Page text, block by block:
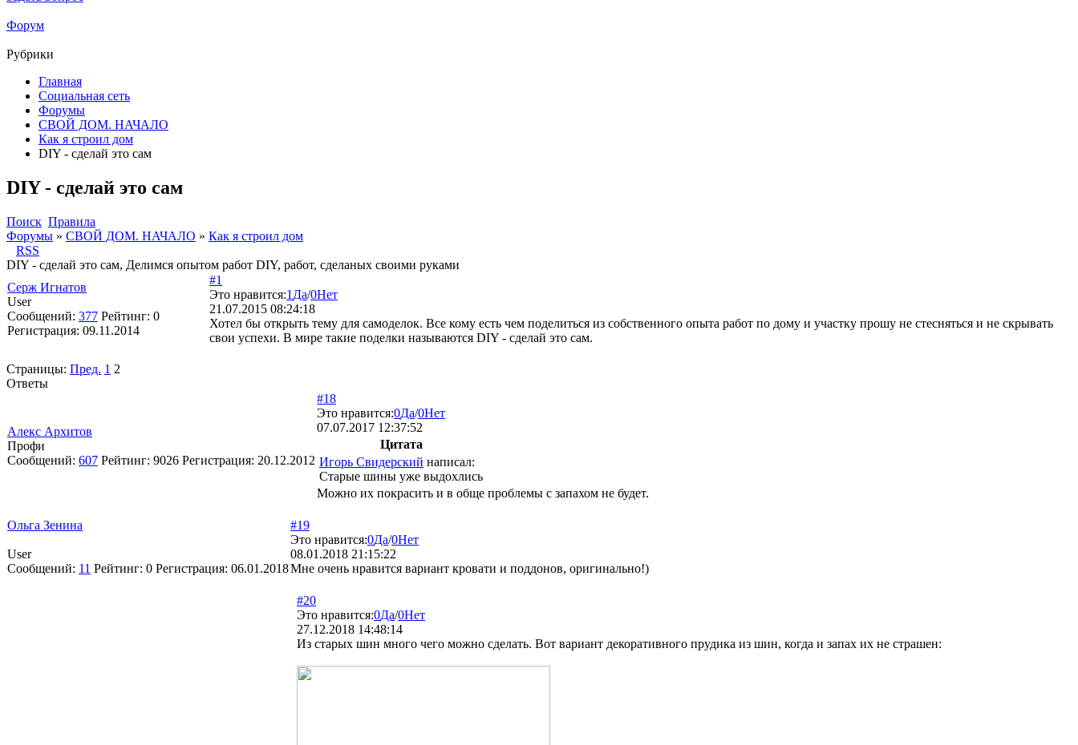
Форум
Рубрики
Главная
Социальная сеть
Форумы
СВОЙ ДОМ. НАЧАЛО
Как я строил дом
DIY - сделай это сам
DIY - сделай это сам
Поиск Правила
Форумы » СВОЙ ДОМ. НАЧАЛО » Как я строил дом
RSS
DIY - сделай это сам, Делимся опытом работ DIY, работ, сделаных своими руками
Серж Игнатов
User
Сообщений: 377 Рейтинг: 0
Регистрация: 09.11.2014
#1
Это нравится:1 Да/0Нет
21.07.2015 08:24:18
Хотел бы открыть тему для самоделок. Все кому есть чем поделиться из собственного опыта работ по дому и участку прошу не стесняться и не скрывать
свои успехи. В мире такие поделки называются DIY - сделай это сам.
Страницы: Пред. 1 2
Ответы
Алекс Архитов
Профи
Сообщений: 607 Рейтинг: 9026 Регистрация: 20.12.2012
#18
Это нравится:0Да/0Нет
07.07.2017 12:37:52
Цитата
Игорь Свидерский написал:
Старые шины уже выдохлись
Можно их покрасить и в обще проблемы с запахом не будет.
Ольга Зенина
User
Сообщений: 11 Рейтинг: 0 Регистрация: 06.01.2018
#19
Это нравится:0Да/0Нет
08.01.2018 21:15:22
Мне очень нравится вариант кровати и поддонов, оригинально!)
#20
Это нравится:0Да/0Нет
27.12.2018 14:48:14
Из старых шин много чего можно сделать. Вот вариант декоративного прудика из шин, когда и запах их не страшен: